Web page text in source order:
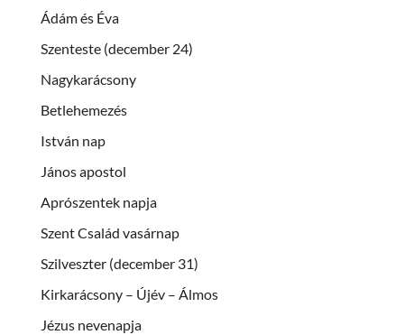
Ádám és Éva
Szenteste (december 24)
Nagykarácsony
Betlehemezés
István nap
János apostol
Aprószentek napja
Szent Család vasárnap
Szilveszter (december 31)
Kirkarácsony – Újév – Álmos
Jézus nevenapja